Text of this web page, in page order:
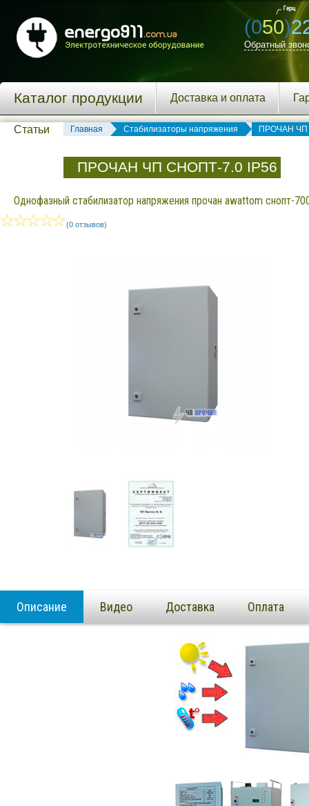
(050)
Обратный
Каталог продукции Доставка и оплата
Статьи Главная Стабилизаторы напряжения ПРОЧАН ЧП
ПРОЧАН ЧП СНОПТ-7.0 IP56
Однофазный стабилизатор напряжения прочан awattom снопт-
(0 отзывов)
Описание Видео Доставка Оплата